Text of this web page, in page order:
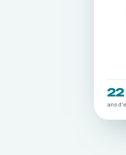
22
ans